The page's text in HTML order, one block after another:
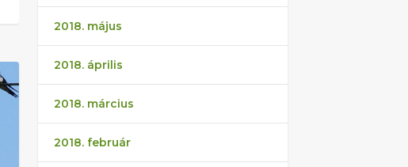
2018. május
2018. április
2018. március
2018. február